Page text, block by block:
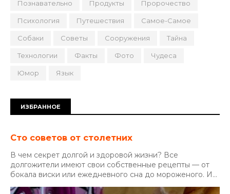
Познавательно Продукты Пророчество
Психология Путешествия Самое-Самое
Собаки Советы Сооружения Тайна
Технологии Факты Фото Чудеса
Юмор Язык
ИЗБРАННОЕ
Сто советов от столетних
В чем секрет долгой и здоровой жизни? Все
долгожители имеют свои собственные рецепты — от
бокала виски или ежедневного сна до мороженого. И...